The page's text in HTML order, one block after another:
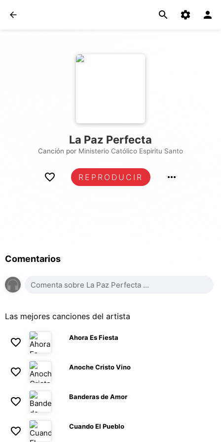
La Paz Perfecta
Canción por Ministerio Católico Espiritu Santo
REPRODUCIR
Comentarios
Las mejores canciones del artista
Ahora Es Fiesta
Anoche Cristo Vino
Banderas de Amor
Cuando El Pueblo